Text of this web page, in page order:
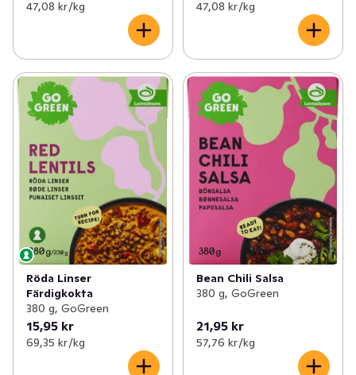
47,08 kr /kg 47,08 kr /kg
Röda Linser
Färdigkokta
380 g, GoGreen
15,95 kr
69,35 kr /kg
Bean Chili Salsa
380 g, GoGreen
21,95 kr
57,76 kr /kg